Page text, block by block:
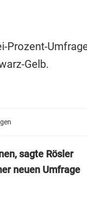
Prozent-
Gelb.
sagte Rösler
neuen Umfrage